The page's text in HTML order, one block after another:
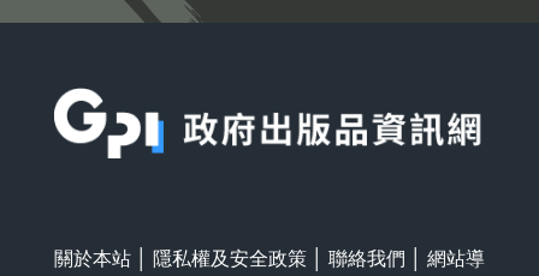
關於本站 隱私權及安全政策 聯絡我們
網站導